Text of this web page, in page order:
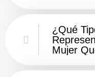
¿Qué
Mujer